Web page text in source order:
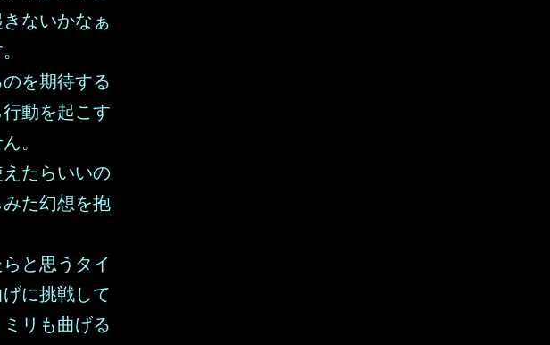
ないかなぁ
を期待する
動を起こす
。
たらいいの
た幻想を抱
と思うタイ
に挑戦して
リも曲げる